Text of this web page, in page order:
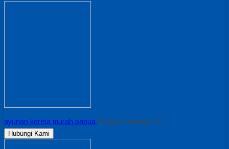
ayunan kereta murah papua *Harga Hubungi CS
Hubungi Kami